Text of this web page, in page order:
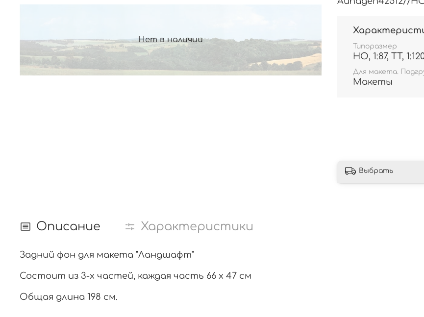
Нет в наличии
Типоразмер
HO, 1:87, TT,
Для макета.
Макеты
Выбрать
Описание Характеристики
Задний фон для макета "Ландшафт"
Состоит из 3-х частей, каждая часть 66 х 47 см
Общая длина 198 см.